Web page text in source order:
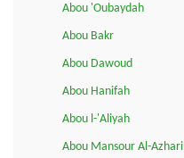
Abou 'Oubaydah
Abou Bakr
Abou Dawoud
Abou Hanifah
Abou l-'Aliyah
Abou Mansour Al-Azhari